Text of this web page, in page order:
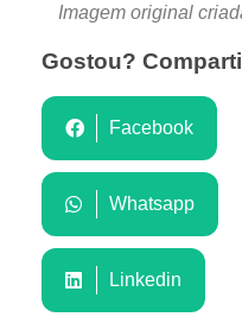
Imagem original
Gostou?
Facebook
Whatsapp
Linkedin